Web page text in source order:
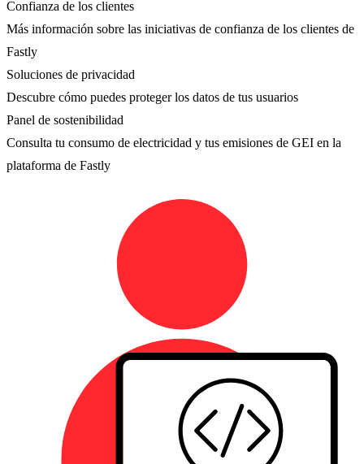
Confianza de los clientes
Más información sobre las iniciativas de confianza de los clientes de
Fastly
Soluciones de privacidad
Descubre cómo puedes proteger los datos de tus usuarios
Panel de sostenibilidad
Consulta tu consumo de electricidad y tus emisiones de GEI en la
plataforma de Fastly